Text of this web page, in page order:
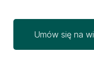
Umów się na